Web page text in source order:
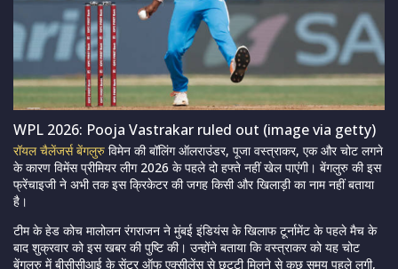
WPL 2026: Pooja Vastrakar ruled out (image via getty)
रॉयल चैलेंजर्स बेंगलुरु विमेन की बॉलिंग ऑलराउंडर, पूजा वस्त्राकर, एक और चोट लगने
के कारण विमेंस प्रीमियर लीग 2026 के पहले दो हफ्ते नहीं खेल पाएंगी। बेंगलुरु की इस
फ्रेंचाइजी ने अभी तक इस क्रिकेटर की जगह किसी और खिलाड़ी का नाम नहीं बताया
है।
टीम के हेड कोच मालोलन रंगराजन ने मुंबई इंडियंस के खिलाफ टूर्नामेंट के पहले मैच के
बाद शुक्रवार को इस खबर की पुष्टि की। उन्होंने बताया कि वस्त्राकर को यह चोट
बेंगलुरु में बीसीसीआई के सेंटर ऑफ एक्सीलेंस से छुट्टी मिलने से कुछ समय पहले लगी,